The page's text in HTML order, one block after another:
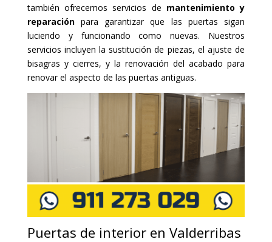
también ofrecemos servicios de mantenimiento y
reparaciónpara garantizar que las puertas sigan
luciendo y funcionando como nuevas. Nuestros
servicios incluyen la sustitución de piezas, el ajuste de
bisagras y cierres, y la renovación del acabado para
renovar el aspecto de las puertas antiguas.
Puertas de interior en Valderribas